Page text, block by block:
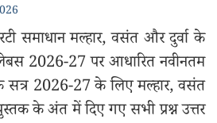
समाधान मल्हार, वसंत और दुर्वा के
2026-27 पर आधारित नवीनतम
सत्र 2026-27 के लिए मल्हार, वसंत
के अंत में दिए गए सभी प्रश्न उत्तर